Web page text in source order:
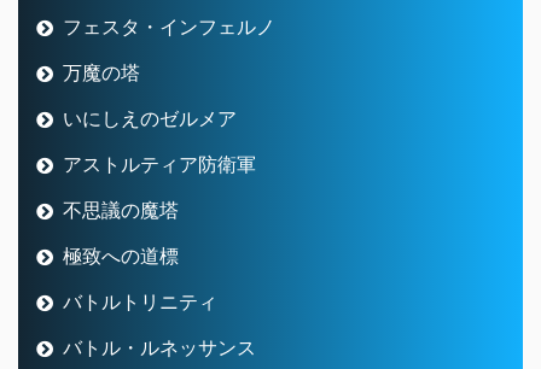
フェスタ・インフェルノ
万魔の塔
いにしえのゼルメア
アストルティア防衛軍
不思議の魔塔
極致への道標
バトルトリニティ
バトル・ルネッサンス